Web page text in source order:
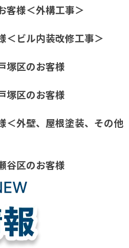
客様＜外構工事＞
＜ビル内装改修工事＞
塚区のお客様
塚区のお客様
＜外壁、屋根塗装、その他
谷区のお客様